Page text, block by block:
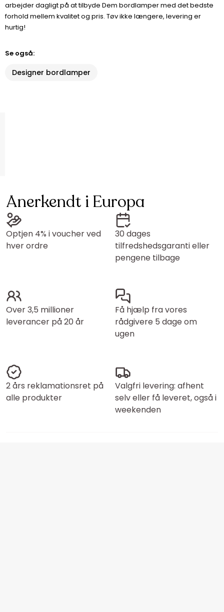
arbejder dagligt på at tilbyde Dem bordlamper med det bedste
forhold mellem kvalitet og pris. Tøv ikke længere, levering er
hurtig!
Se også:
Designer bordlamper
Anerkendt i Europa
Optjen 4% i voucher ved
hver ordre
30 dages
tilfredshedsgaranti eller
pengene tilbage
Over 3,5 millioner
leverancer på 20 år
Få hjælp fra vores
rådgivere 5 dage om
ugen
2 års reklamationsret på
alle produkter
Valgfri levering: afhent
selv eller få leveret, også i
weekenden